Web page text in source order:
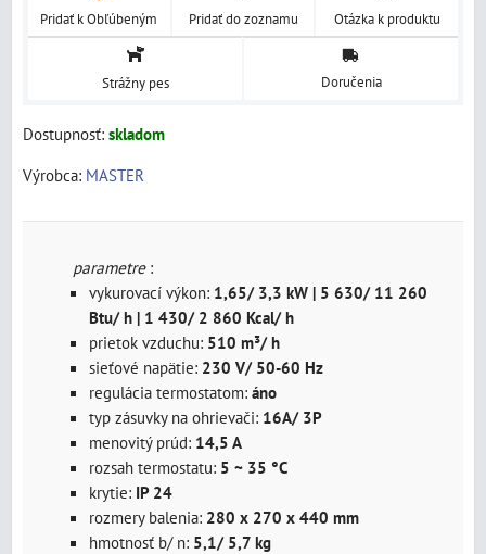
Pridať k Obľúbeným Pridať do zoznamu Otázka k produktu
Strážny pes Doručenia
Dostupnosť: skladom
Výrobca: MASTER
parametre :
vykurovací výkon: 1,65/ 3,3 kW | 5 630/ 11 260
Btu/ h | 1 430/ 2 860 Kcal/ h
prietok vzduchu: 510 m³/ h
sieťové napätie: 230 V/ 50-60 Hz
regulácia termostatom:áno
typ zásuvky na ohrievači: 16A/ 3P
menovitý prúd: 14,5 A
rozsah termostatu: 5 ~ 35 °C
krytie: IP 24
rozmery balenia: 280 x 270 x 440 mm
hmotnosť b/ n: 5,1/ 5,7 kg